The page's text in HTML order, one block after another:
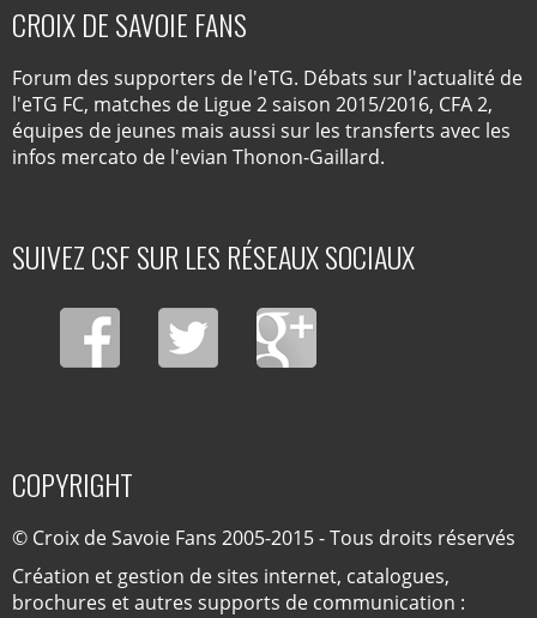
CROIX DE SAVOIE FANS
Forum des supporters de l'eTG. Débats sur l'actualité de
l'eTG FC, matches de Ligue 2 saison 2015/2016, CFA 2,
équipes de jeunes mais aussi sur les transferts avec les
infos mercato de l'evian Thonon-Gaillard.
SUIVEZ CSF SUR LES RÉSEAUX SOCIAUX
COPYRIGHT
© Croix de Savoie Fans 2005-2015 - Tous droits réservés
Création et gestion de sites internet, catalogues,
brochures et autres supports de communication :